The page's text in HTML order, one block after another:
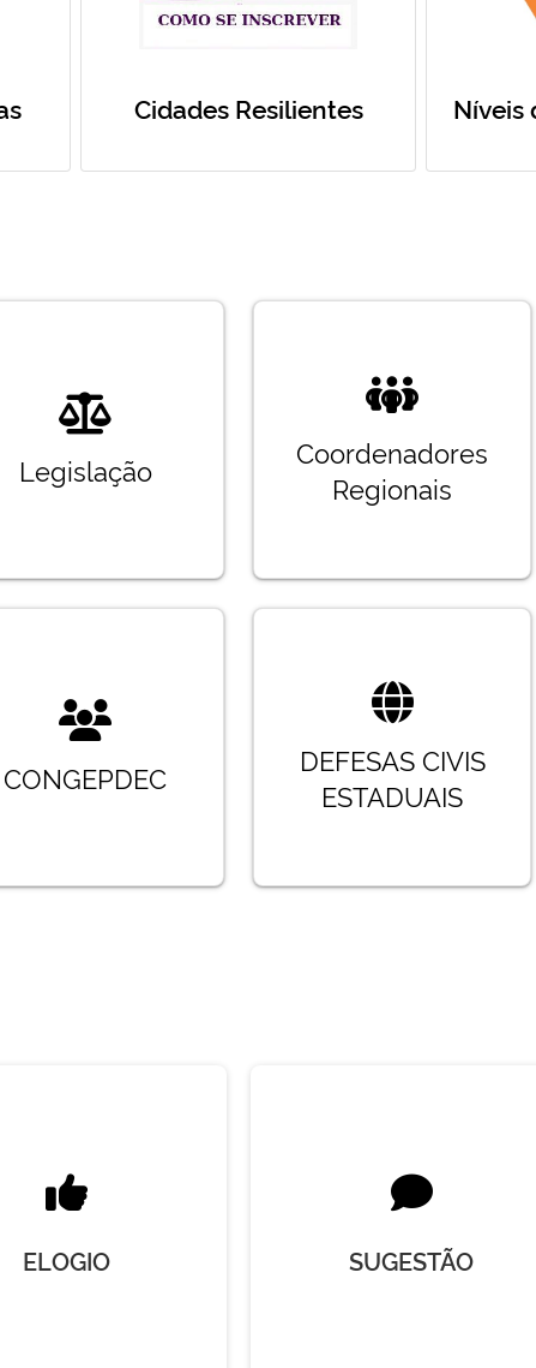
Cidades Resilientes Níveis
Legislação
Coordenadores
Regionais
CONGEPDEC
DEFESAS CIVIS
ESTADUAIS
ELOGIO SUGESTÃO